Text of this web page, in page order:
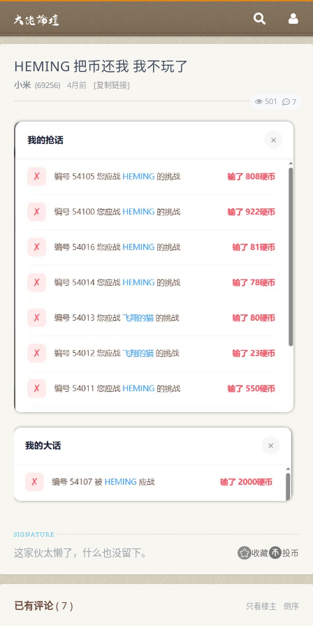
HEMING 把币还我 我不玩了
小米 (69256) 4月前
[复制链接]
501
7
这家伙太懒了，什么也没留下。 收藏 投币
已有评论( 7 ) 只看楼主 倒序